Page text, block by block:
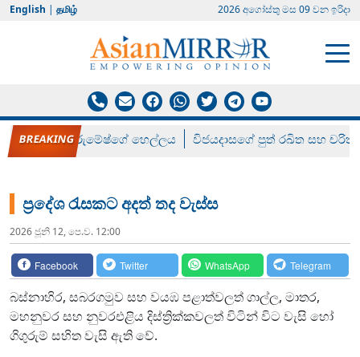
English | தமிழ் 2026 අගෝස්‍තු මස 09 වන ඉරිදා
රන් ගෙනා රුමේෂ්ගේ හෙල්ලය විජයදාසගේ පුත් රඛිත සහ චරිත්
ප්‍රදේශ රැසකට අදත් තද වැස්ස
2026 ජූනි 12, පෙ.ව. 12:00
Facebook Twitter WhatsApp Telegram
බස්නාහිර, සබරගමුව සහ වයඹ පළාත්වලත් ගාල්ල, මාතර,
මහනුවර සහ නුවරඑළිය දිස්ත්‍රික්කවලත් විටින් විට වැසි හෝ
ගිගුරුම් සහිත වැසි ඇති වේ.